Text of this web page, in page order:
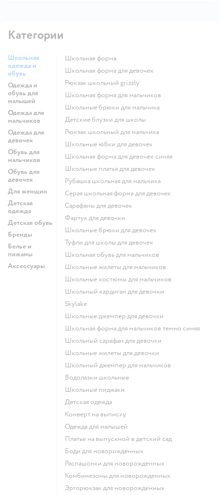
Категории
Школьная
одежда и
обувь
Одежда и
обувь для
малышей
Одежда для
мальчиков
Одежда для
девочек
Обувь для
мальчиков
Обувь для
девочек
Для женщин
Детская
одежда
Детская обувь
Бренды
Белье и
пижамы
Аксессуары
Школьная форма
Школьная форма для девочек
Рюкзак школьный grizzly
Школьная форма для мальчиков
Школьные брюки для мальчика
Детские блузки для школы
Рюкзак школьный для мальчика
Школьные юбки для девочек
Школьная форма для девочек синяя
Школьные платья для девочек
Рубашка школьная для мальчика
Серая школьная форма для девочек
Сарафаны для девочек
Фартук для девочки
Школьные брюки для девочек
Туфли для школы для девочек
Школьная обувь для мальчиков
Школьные жилеты для мальчиков
Школьные костюмы для мальчиков
Школьный кардиган для девочки
Skylake
Школьные джемпер для девочки
Школьная форма для мальчиков темно синяя
Школьный сарафан для девочки
Школьные жилеты для девочки
Школьный джемпер для мальчиков
Водолазки школьные
Школьные пиджаки
Детская одежда
Конверт на выписку
Одежда для малышей
Платье на выпускной в детский сад
Боди для новорожденных
Распашонки для новорожденных
Комбинезоны для новорожденных
Эргорюкзак для новорожденных